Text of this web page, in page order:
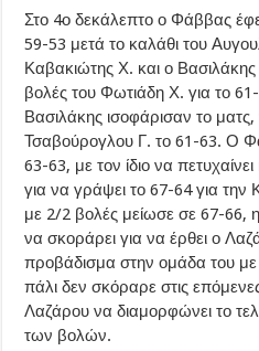
Στο 4ο δεκάλεπτο ο Φάββας
59-53 μετά το καλάθι του
Καβακιώτης Χ. και ο
βολές του Φωτιάδη Χ. για το
Βασιλάκης ισοφάρισαν το ματς,
Τσαβούρογλου Γ. το 61-63. Ο
63-63, με τον ίδιο να
για να γράψει το 67-64 για την
με 2/2 βολές μείωσε σε 67-66,
να σκοράρει για να έρθει ο
προβάδισμα στην ομάδα του
πάλι δεν σκόραρε στις επόμενες
Λαζάρου να διαμορφώνει το
των βολών.